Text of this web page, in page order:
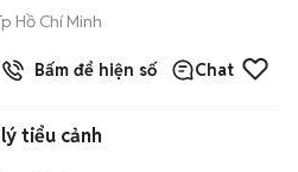
Hồ Chí Minh
Bấm để hiện số Chat
tiểu cảnh